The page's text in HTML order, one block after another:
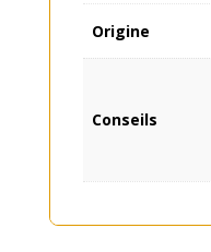
Origine
Conseils